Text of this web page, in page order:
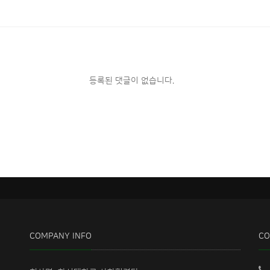
등록된 댓글이 없습니다.
COMPANY INFO